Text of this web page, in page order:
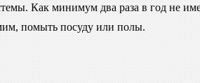
Как минимум два раза в год не
помыть посуду или полы.